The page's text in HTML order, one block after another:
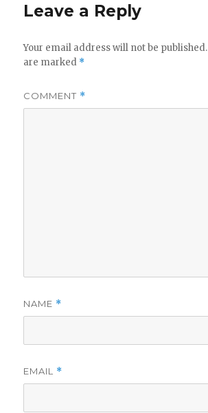
Leave a Reply
Your email address will not be published.
are marked *
COMMENT *
NAME *
EMAIL *